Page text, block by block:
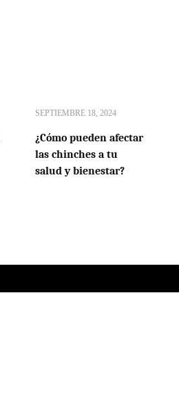
SEPTIEMBRE 18, 2024
¿Cómo pueden afectar
las chinches a tu
salud y bienestar?